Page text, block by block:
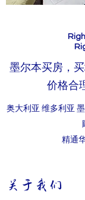
墨尔本买房，
价格合
奥大利亚 维多利亚
精通
关于我们